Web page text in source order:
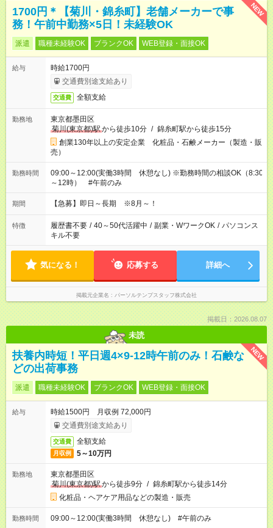
NEW
1700円＊【菊川・錦糸町】老舗メーカーで事
務！午前中勤務×5日！未経験OK
派遣 職種未経験OK ブランクOK WEB登録・面接OK
給与
時給1700円
交通費別途支給あり
交通費 全額支給
勤務地
東京都墨田区
菊川(東京都)駅から徒歩10分 / 錦糸町駅から徒歩15分
創業130年以上の安定企業 化粧品・石鹸メーカー（製造・販
売）
勤務時間
09:00～12:00(実働3時間 休憩なし) ※勤務時間の相談OK（8:30
～12時） #午前のみ
期間 【急募】即日～長期 ※8月～！
特徴 履歴書不要 / 40～50代活躍中 / 副業・WワークOK / パソコンス
キル不要
気になる！ 応募する 詳細へ
掲載元企業名 パーソルテンプスタッフ株式会社
掲載日：2026.08.07
未読
NEW
扶養内時短！平日週4×9-12時午前のみ！石鹸な
どの出荷事務
派遣 職種未経験OK ブランクOK WEB登録・面接OK
給与
時給1500円 月収例 72,000円
交通費別途支給あり
交通費 全額支給
月収例 5～10万円
勤務地
東京都墨田区
菊川(東京都)駅から徒歩9分 / 錦糸町駅から徒歩14分
化粧品・ヘアケア用品などの製造・販売
勤務時間 09:00～12:00(実働3時間 休憩なし) #午前のみ